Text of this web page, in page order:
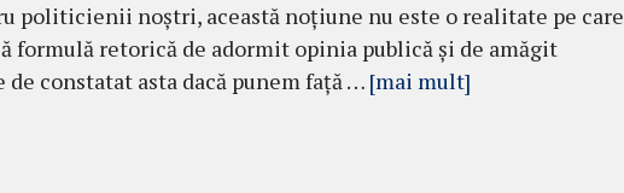
po­liticienii noştri, această noţiune nu este o realitate pe care
formulă re­torică de adormit opinia publică şi de amă­git
constatat asta dacă punem faţă … [mai mult]